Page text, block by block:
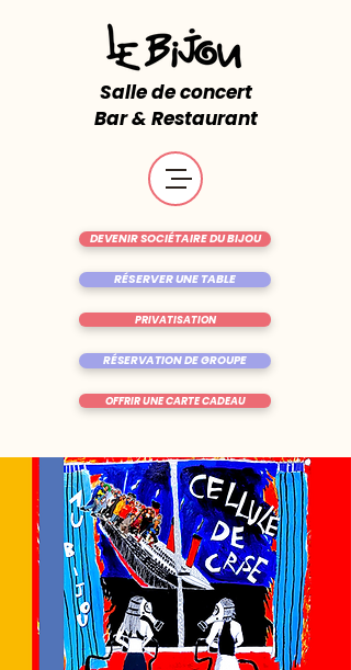
Salle de concert
Bar & Restaurant
RÉSERVER UNE TABLE
OFFRIR UNE CARTE CADEAU
DEVENIR SOCIÉTAIRE DU BIJOU
RÉSERVATION DE GROUPE
PRIVATISATION